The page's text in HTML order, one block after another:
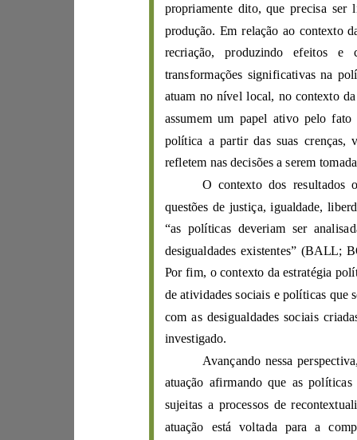
prop riamente dito, que precis
transformações signific ativas na pol
políti ca a partir d as s uas cre nç
questõe
desigualdades existentes” ( BALL;
Por
fim, o contexto da estra
in
vestigado.
Av anç ando ness
a
atuação
sujeitas a processos de
atu ação está
voltada para a com